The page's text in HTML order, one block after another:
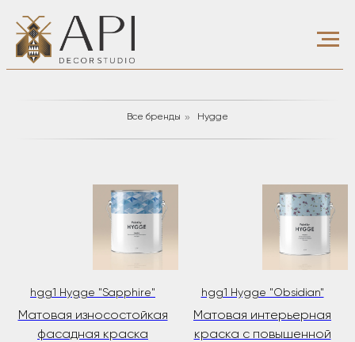
Все бренды » Hygge
hgg1 Hygge "Sapphire"
Матовая износостойкая
фасадная краска
hgg1 Hygge "Obsidian"
Матовая интерьерная
краска с повышенной